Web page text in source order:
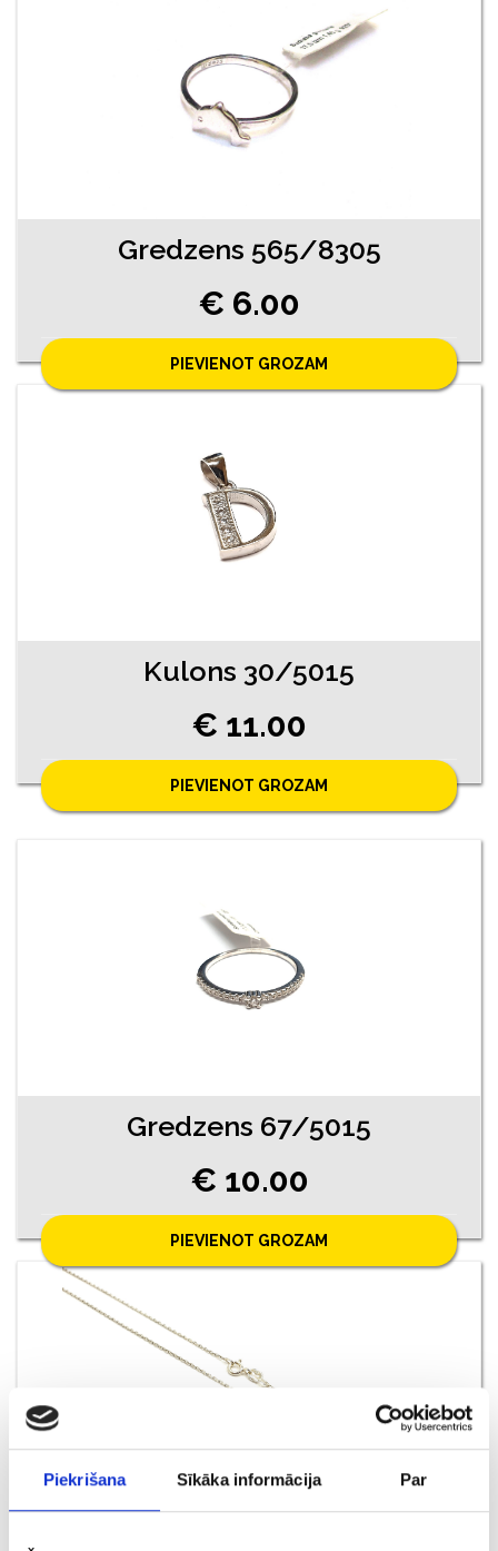
Piekrišana Sīkāka informācija Par
Gredzens 565/8305
€ 6.00
PIEVIENOT GROZAM
Kulons 30/5015
€ 11.00
PIEVIENOT GROZAM
Gredzens 67/5015
€ 10.00
PIEVIENOT GROZAM